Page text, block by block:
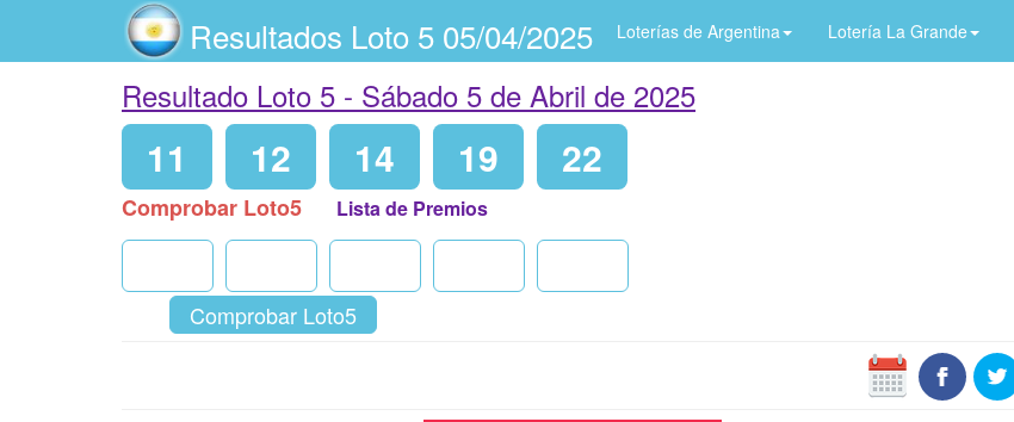
Resultados Loto 5 05/04/2025 Loterías de Argentina Lotería La Grande
Resultado Loto 5 - Sábado 5 de Abril de 2025
11 12 14 19 22
Comprobar Loto5 Lista de Premios
Comprobar Loto5